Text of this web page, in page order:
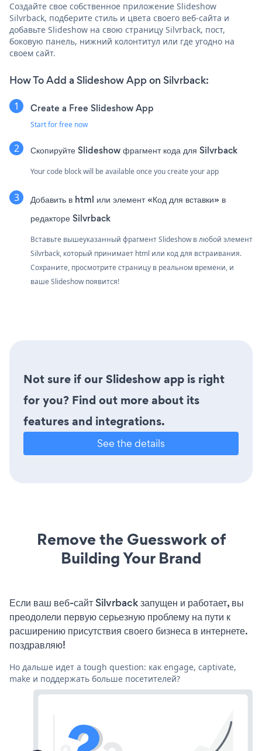
Создайте свое собственное приложение Slideshow
Silvrback, подберите стиль и цвета своего веб-сайта и
добавьте Slideshow на свою страницу Silvrback, пост,
боковую панель, нижний колонтитул или где угодно на
своем сайт.
How To Add a Slideshow App on Silvrback:
Create a Free Slideshow App
Start for free now
Скопируйте Slideshow фрагмент кода для Silvrback
Your code block will be available once you create your app
Добавить в html или элемент «Код для вставки» в
редакторе Silvrback
Вставьте вышеуказанный фрагмент Slideshow в любой элемент
Silvrback, который принимает html или код для встраивания.
Сохраните, просмотрите страницу в реальном времени, и
ваше Slideshow появится!
Not sure if our Slideshow app is right
for you? Find out more about its
features and integrations.
See the details
Remove the Guesswork of
Building Your Brand
Если ваш веб-сайт Silvrback запущен и работает, вы
преодолели первую серьезную проблему на пути к
расширению присутствия своего бизнеса в интернете.
поздравляю!
Но дальше идет a tough question: как engage, captivate,
make и поддержать больше посетителей?